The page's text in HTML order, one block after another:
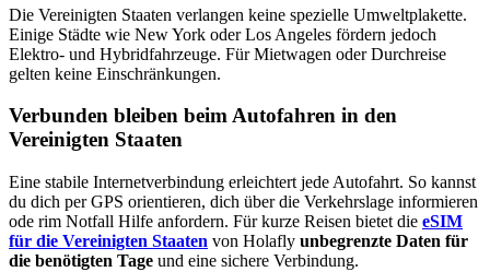
Die Vereinigten Staaten verlangen keine spezielle Umweltplakette.
Einige Städte wie New York oder Los Angeles fördern jedoch
Elektro- und Hybridfahrzeuge. Für Mietwagen oder Durchreise
gelten keine Einschränkungen.
Verbunden bleiben beim Autofahren in den
Vereinigten Staaten
Eine stabile Internetverbindung erleichtert jede Autofahrt. So kannst
du dich per GPS orientieren, dich über die Verkehrslage informieren
ode rim Notfall Hilfe anfordern. Für kurze Reisen bietet die eSIM
für die Vereinigten Staaten von Holafly unbegrenzte Daten für
die benötigten Tage und eine sichere Verbindung.